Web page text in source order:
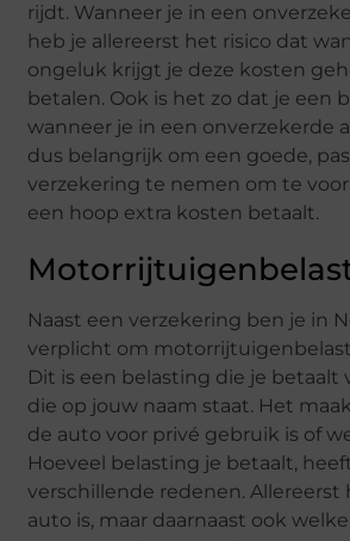
rijdt. Wanneer je in een
heb je allereerst het risico dat
ongeluk krijgt je deze kosten
betalen. Ook is het zo dat je een
wanneer je in een onverzekerde
dus belangrijk om een goede,
verzekering te nemen om te
een hoop extra kosten betaalt.
Naast een verzekering ben je in
verplicht om
Dit is een belasting die je betaalt
die op jouw naam staat. Het
de auto voor privé gebruik is of
Hoeveel belasting je betaalt,
verschillende redenen. Allereerst
auto is, maar daarnaast ook